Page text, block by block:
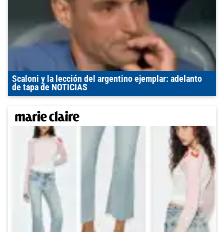
Scaloni y la lección del argentino ejemplar: adelanto
de tapa de NOTICIAS